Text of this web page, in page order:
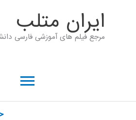
ايران متلب
مرجع فیلم های آموزشی فارسی